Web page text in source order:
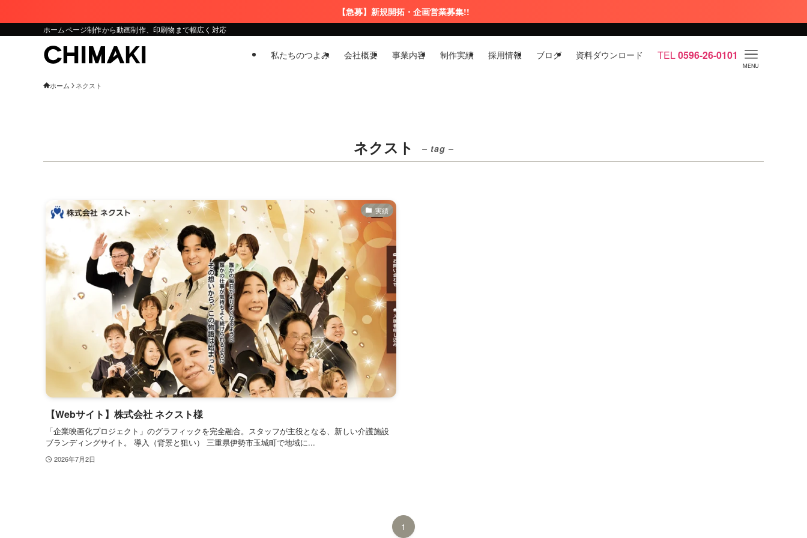
【急募】新規開拓・企画営業募集!!
ホームページ制作から動画制作、印刷物まで幅広く対応
私たちのつよみ 会社概要 事業内容 制作実績 採用情報 ブログ 資料ダウンロード TEL0596-26-0101
MENU
ホーム ネクスト
ネクスト – tag –
実績
【Webサイト】株式会社 ネクスト様
「企業映画化プロジェクト」のグラフィックを完全融合。スタッフが主役となる、新しい介護施設
ブランディングサイト。 導入（背景と狙い） 三重県伊勢市玉城町で地域に...
2026年7月2日
1